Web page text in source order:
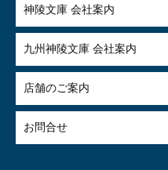
神陵文庫 会社案内
九州神陵文庫 会社案内
店舗のご案内
お問合せ